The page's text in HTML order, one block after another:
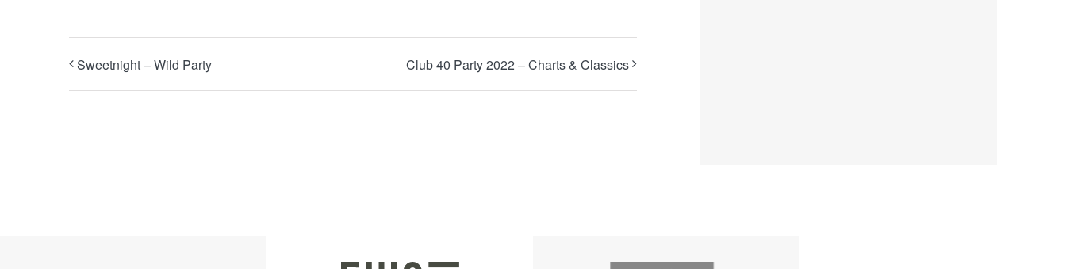
Sweetnight – Wild Party Club 40 Party 2022 – Charts & Classics